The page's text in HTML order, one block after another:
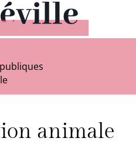
Malzéville
animale